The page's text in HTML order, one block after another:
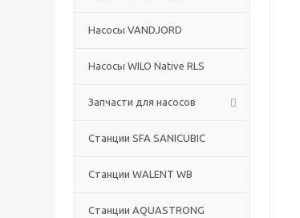
Насосы VANDJORD
Насосы WILO Native RLS
Запчасти для насосов
Станции SFA SANICUBIC
Станции WALENT WB
Станции AQUASTRONG